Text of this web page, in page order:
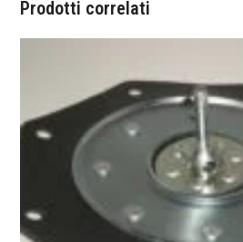
Prodotti correlati